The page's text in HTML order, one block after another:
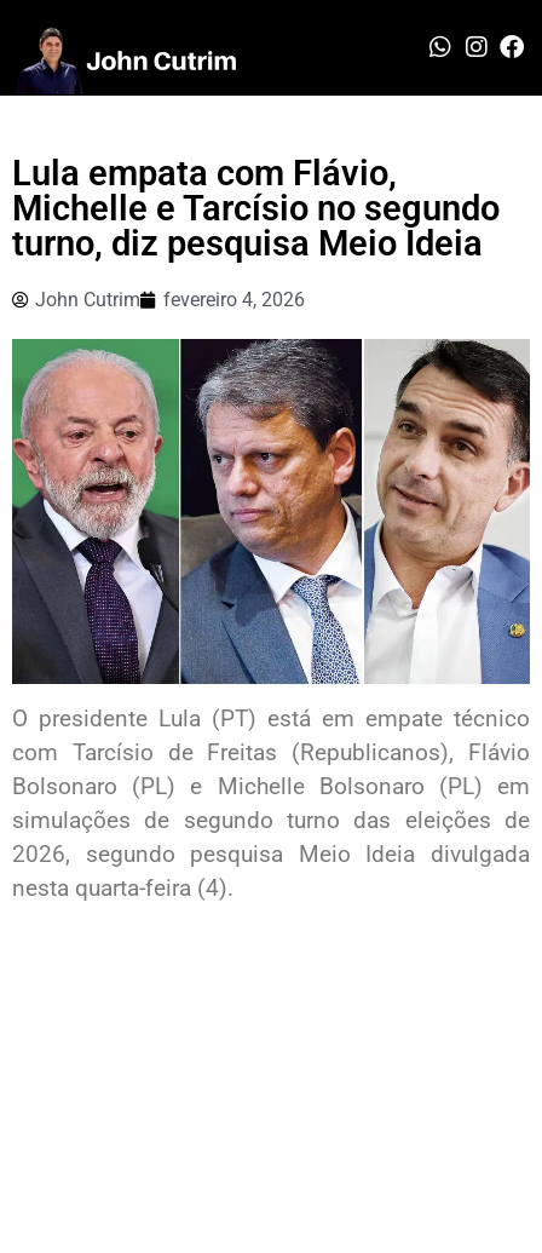
Lula empata com Flávio,
Michelle e Tarcísio no segundo
turno, diz pesquisa Meio Ideia
John Cutrim fevereiro 4, 2026
O presidente Lula (PT) está em empate técnico
com Tarcísio de Freitas (Republicanos), Flávio
Bolsonaro (PL) e Michelle Bolsonaro (PL) em
simulações de segundo turno das eleições de
2026, segundo pesquisa Meio Ideia divulgada
nesta quarta-feira (4).